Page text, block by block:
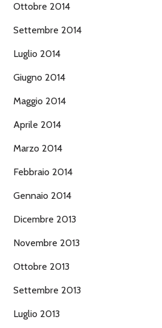
Ottobre 2014
Settembre 2014
Luglio 2014
Giugno 2014
Maggio 2014
Aprile 2014
Marzo 2014
Febbraio 2014
Gennaio 2014
Dicembre 2013
Novembre 2013
Ottobre 2013
Settembre 2013
Luglio 2013